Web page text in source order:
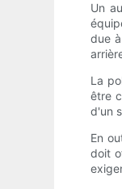
Un
due
La
être
d'un
En
doit